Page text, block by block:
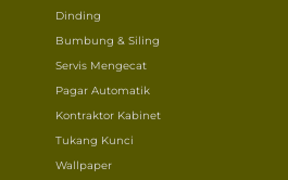
Dinding
Bumbung & Siling
Servis Mengecat
Pagar Automatik
Kontraktor Kabinet
Tukang Kunci
Wallpaper